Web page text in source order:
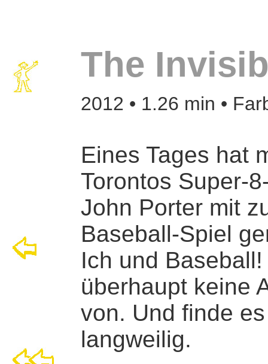
The
2012 • 1.26 min •
Eines Tages hat
Torontos Super-
John Porter mit
Baseball-Spiel
Ich und
überhaupt keine
von. Und finde
langweilig.